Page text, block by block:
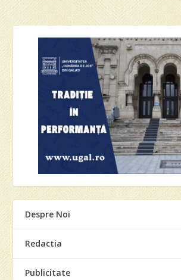
Despre Noi
Redactia
Publicitate